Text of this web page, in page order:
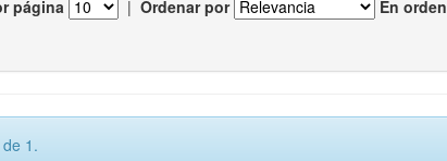
página | Ordenar por En orden
1.